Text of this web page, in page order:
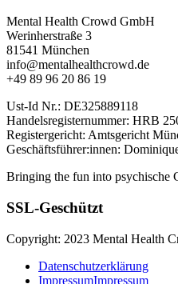
Mental Health Crowd GmbH
Werinherstraße 3
81541 München
info@mentalhealthcrowd.de
+49 89 96 20 86 19
Ust-Id Nr.: DE325889118
Handelsregisternummer: HRB
Registergericht: Amtsgericht
Geschäftsführer:innen:
Bringing the fun into psychische
SSL-Geschützt
Copyright: 2023 Mental Health
Datenschutzerklärung
ImpressumImpressum